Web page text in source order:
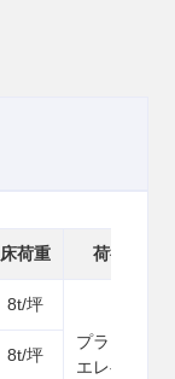
床荷重 荷役機器
8t/坪
プラットホ
エレベータ
8t/坪